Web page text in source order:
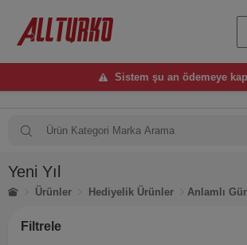
Sistem şu an ödemeye
Yeni Yıl
Ürünler Hediyelik Ürünler Anlamlı
Filtrele